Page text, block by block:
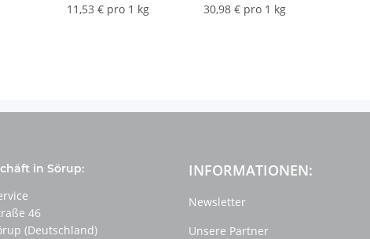
11,53 € pro 1 kg
30,98 € pro 1 kg
in Sörup:
46
(Deutschland)
INFORMATIONEN:
Newsletter
Unsere Partner